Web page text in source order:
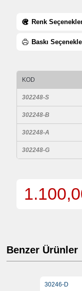
Renk
Baskı
KOD
302248-S
302248-B
302248-A
302248-G
Benzer Ürünler
30246-D